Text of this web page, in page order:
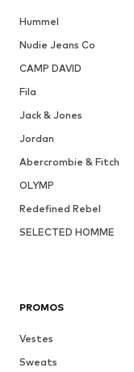
Hummel
Nudie Jeans Co
CAMP DAVID
Fila
Jack & Jones
Jordan
Abercrombie & Fitch
OLYMP
Redefined Rebel
SELECTED HOMME
PROMOS
Vestes
Sweats